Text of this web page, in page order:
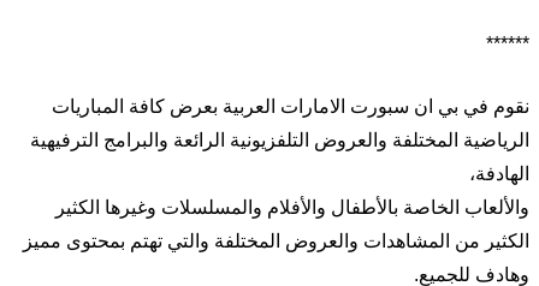
******
نقوم في بي ان سبورت الامارات العربية بعرض كافة المباريات
الرياضية المختلفة والعروض التلفزيونية الرائعة والبرامج الترفيهية
الهادفة،
والألعاب الخاصة بالأطفال والأفلام والمسلسلات وغيرها الكثير
الكثير من المشاهدات والعروض المختلفة والتي تهتم بمحتوى مميز
وهادف للجميع.